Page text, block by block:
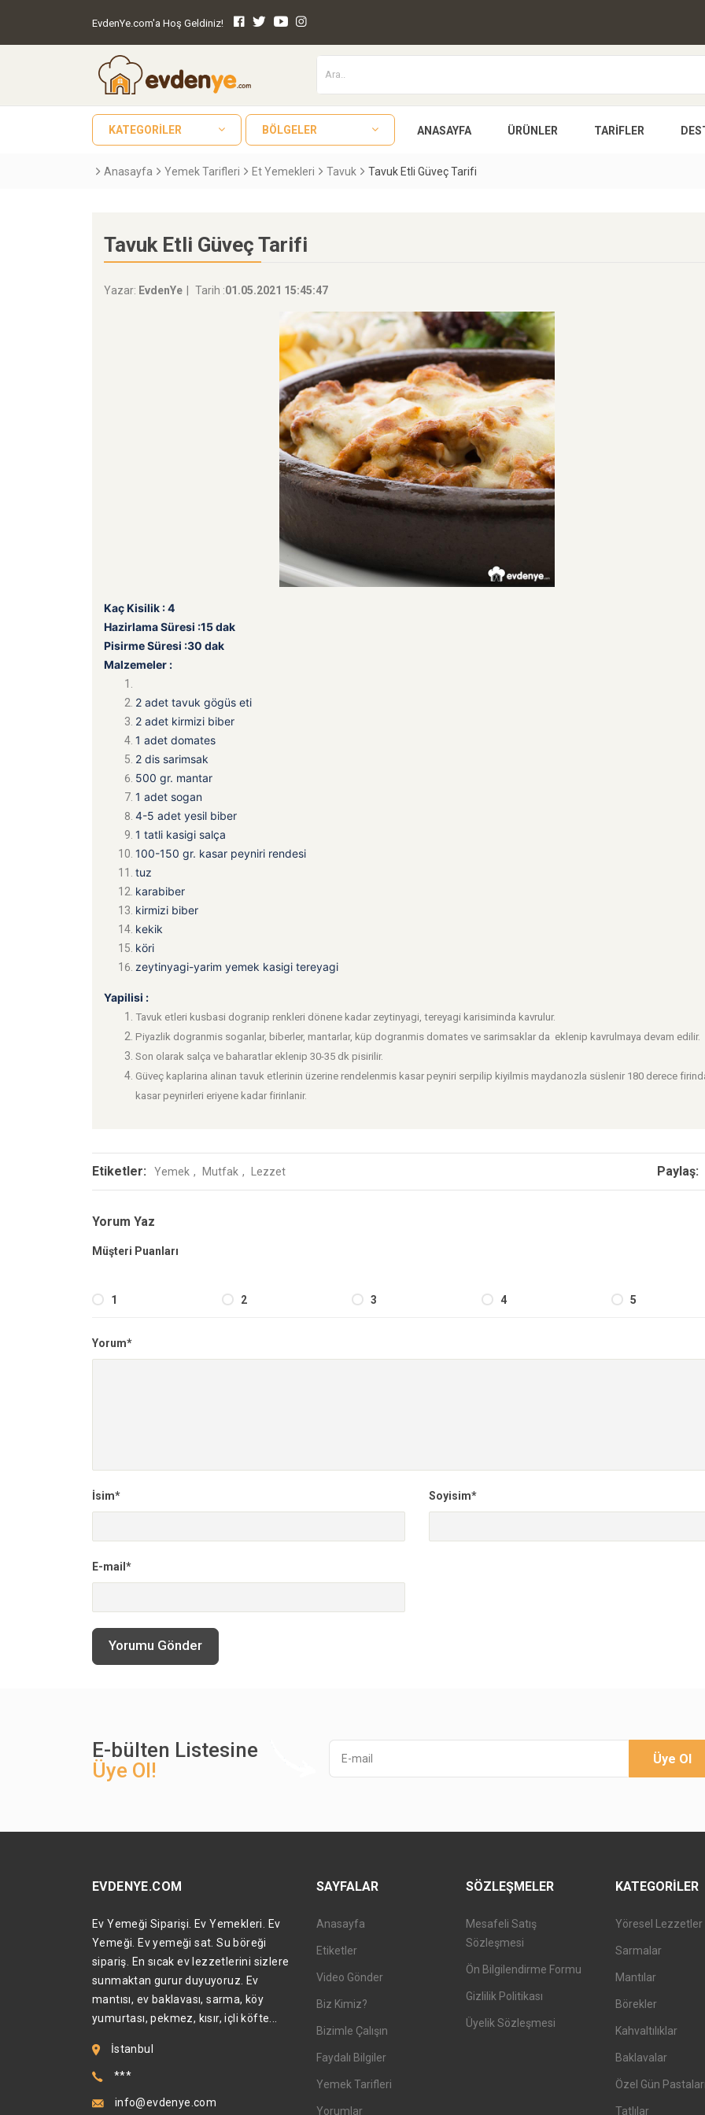
EvdenYe.com'a Hoş Geldiniz!
KATEGORILER BÖLGELER ANASAYFA ÜRÜNLER TARIFLER
Anasayfa Yemek Tarifleri Et Yemekleri Tavuk Tavuk Etli Güveç Tarifi
Tavuk Etli Güveç Tarifi
Yazar: EvdenYe Tarih :01.05.2021 15:45:47
Kaç Kisilik : 4
Hazirlama Süresi :15 dak
Pisirme Süresi :30 dak
Malzemeler :
2 adet tavuk gögüs eti
2 adet kirmizi biber
1 adet domates
2 dis sarimsak
500 gr. mantar
1 adet sogan
4-5 adet yesil biber
1 tatli kasigi salça
100-150 gr. kasar peyniri rendesi
tuz
karabiber
kirmizi biber
kekik
köri
zeytinyagi-yarim yemek kasigi tereyagi
Yapilisi :
Tavuk etleri kusbasi dogranip renkleri dönene kadar zeytinyagi, tereyagi karisiminda kavrulur.
Piyazlik dogranmis soganlar, biberler, mantarlar, küp dogranmis domates ve sarimsaklar da eklenip kavrulmaya devam edilir.
Son olarak salça ve baharatlar eklenip 30-35 dk pisirilir.
Güveç kaplarina alinan tavuk etlerinin üzerine rendelenmis kasar peyniri serpilip kiyilmis maydanozla süslenir 180 derece
kasar peynirleri eriyene kadar firinlanir.
Etiketler: Yemek Mutfak Lezzet Paylaş:
Yorum Yaz
Müşteri Puanları
1 2 3 4 5
Yorum*
İsim* Soyisim*
E-mail*
Yorumu Gönder
E-bülten Listesine
Üye Ol!
Üye Ol
EVDENYE.COM
Ev Yemeği Siparişi. Ev Yemekleri. Ev
Yemeği. Ev yemeği sat. Su böreği
sipariş. En sıcak ev lezzetlerini sizlere
sunmaktan gurur duyuyoruz. Ev
mantısı, ev baklavası, sarma, köy
yumurtası, pekmez, kısır, içli köfte...
İstanbul
***
info@evdenye.com
SAYFALAR
Anasayfa
Etiketler
Video Gönder
Biz Kimiz?
Bizimle Çalışın
Faydalı Bilgiler
Yemek Tarifleri
Yorumlar
SÖZLEŞMELER
Mesafeli Satış
Sözleşmesi
Ön Bilgilendirme Formu
Gizlilik Politikası
Üyelik Sözleşmesi
KATEGORILER
Yöresel Lezzetler
Sarmalar
Mantılar
Börekler
Kahvaltılıklar
Baklavalar
Özel Gün
Tatlılar